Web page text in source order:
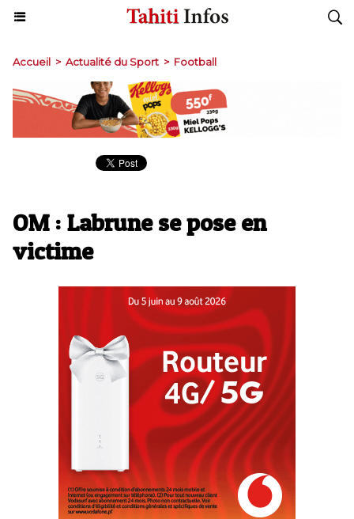
Accueil > Actualité du Sport > Football
OM : Labrune se pose en
victime